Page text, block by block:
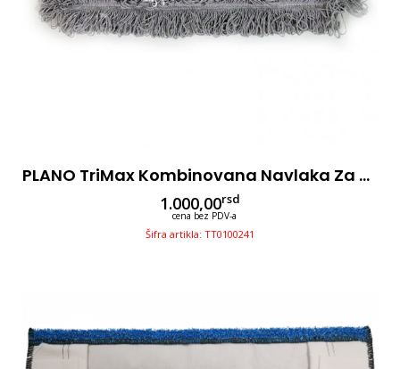
PLANO TriMax Kombinovana Navlaka Za Mop-Mikrofiber, Pamuk I Poliester 40cm
1.000,00rsd
cena bez PDV-a
Šifra artikla: TT0100241